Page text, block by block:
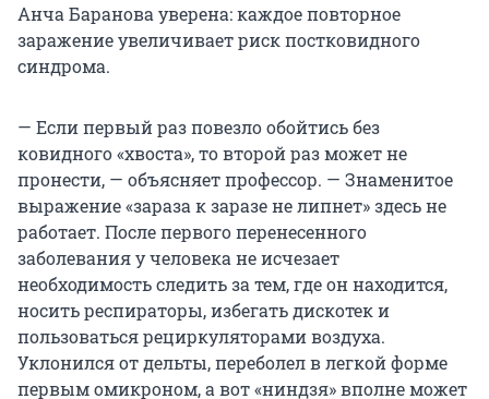
Анча Баранова уверена: каждое повторное
заражение увеличивает риск постковидного
синдрома.
— Если первый раз повезло обойтись без
ковидного «хвоста», то второй раз может не
пронести, — объясняет профессор. — Знаменитое
выражение «зараза к заразе не липнет» здесь не
работает. После первого перенесенного
заболевания у человека не исчезает
необходимость следить за тем, где он находится,
носить респираторы, избегать дискотек и
пользоваться рециркуляторами воздуха.
Уклонился от дельты, переболел в легкой форме
первым омикроном, а вот «ниндзя» вполне может